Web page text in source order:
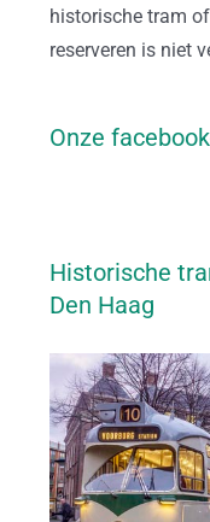
historische tram
reserveren is niet
Onze
Historische
Den Haag